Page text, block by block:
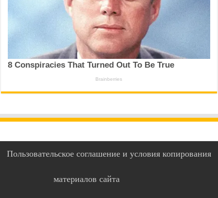
Пользовательское соглашение и условия копирования
материалов сайта